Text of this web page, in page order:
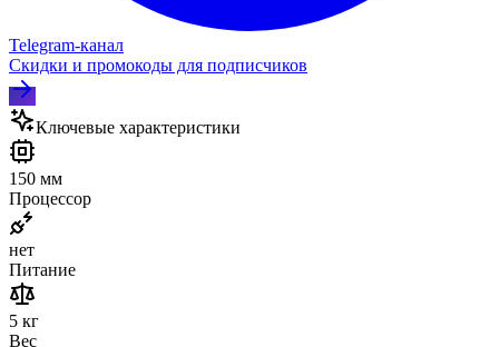
Telegram‑канал
Скидки и промокоды для подписчиков
Ключевые характеристики
150 мм
Процессор
нет
Питание
5 кг
Вес